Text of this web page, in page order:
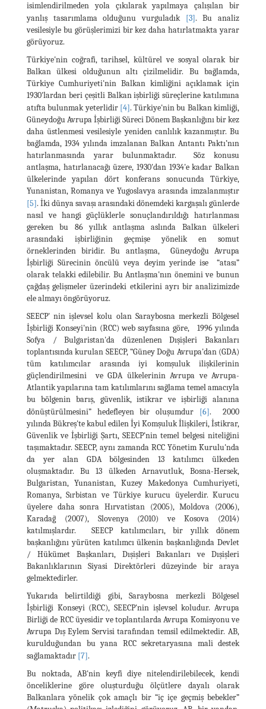
isimlendirilmeden yola çıkılarak yapılmaya çalışılan bir
yanlış tasarımlama olduğunu vurguladık [3]. Bu analiz
vesilesiyle bu görüşlerimizi bir kez daha hatırlatmakta yarar
görüyoruz.
Türkiye'nin coğrafi, tarihsel, kültürel ve sosyal olarak bir
Balkan ülkesi olduğunun altı çizilmelidir. Bu bağlamda,
Türkiye Cumhuriyeti'nin Balkan kimliğini açıklamak için
1930'lardan beri çeşitli Balkan işbirliği süreçlerine katılımına
atıfta bulunmak yeterlidir [4]. Türkiye'nin bu Balkan kimliği,
Güneydoğu Avrupa İşbirliği Süreci Dönem Başkanlığını bir kez
daha üstlenmesi vesilesiyle yeniden canlılık kazanmıştır. Bu
bağlamda, 1934 yılında imzalanan Balkan Antantı Paktı’nın
hatırlanmasında yarar bulunmaktadır. Söz konusu
antlaşma, hatırlanacağı üzere, 1930'dan 1934'e kadar Balkan
ülkelerinde yapılan dört konferans sonucunda Türkiye,
Yunanistan, Romanya ve Yugoslavya arasında imzalanmıştır
[5]. İki dünya savaşı arasındaki dönemdeki kargaşalı günlerde
nasıl ve hangi güçlüklerle sonuçlandırıldığı hatırlanması
gereken bu 86 yıllık antlaşma aslında Balkan ülkeleri
arasındaki işbirliğinin geçmişe yönelik en somut
örneklerinden biridir. Bu antlaşma, Güneydoğu Avrupa
İşbirliği Sürecinin öncülü veya deyim yerinde ise “atası”
olarak telakki edilebilir. Bu Antlaşma'nın önemini ve bunun
çağdaş gelişmeler üzerindeki etkilerini ayrı bir analizimizde
ele almayı öngörüyoruz.
SEECP' nin işlevsel kolu olan Saraybosna merkezli Bölgesel
İşbirliği Konseyi'nin (RCC) web sayfasına göre, 1996 yılında
Sofya / Bulgaristan'da düzenlenen Dışişleri Bakanları
toplantısında kurulan SEECP, “Güney Doğu Avrupa'dan (GDA)
tüm katılımcılar arasında iyi komşuluk ilişkilerinin
güçlendirilmesini ve GDA ülkelerinin Avrupa ve Avrupa-
Atlantik yapılarına tam katılımlarını sağlama temel amacıyla
bu bölgenin barış, güvenlik, istikrar ve işbirliği alanına
dönüştürülmesini” hedefleyen bir oluşumdur [6]. 2000
yılında Bükreş'te kabul edilen İyi Komşuluk İlişkileri, İstikrar,
Güvenlik ve İşbirliği Şartı, SEECP'nin temel belgesi niteliğini
taşımaktadır. SEECP, aynı zamanda RCC Yönetim Kurulu'nda
da yer alan GDA bölgesinden 13 katılımcı ülkeden
oluşmaktadır. Bu 13 ülkeden Arnavutluk, Bosna-Hersek,
Bulgaristan, Yunanistan, Kuzey Makedonya Cumhuriyeti,
Romanya, Sırbistan ve Türkiye kurucu üyelerdir. Kurucu
üyelere daha sonra Hırvatistan (2005), Moldova (2006),
Karadağ (2007), Slovenya (2010) ve Kosova (2014)
katılmışlardır. SEECP katılımcıları, bir yıllık dönem
başkanlığını yürüten katılımcı ülkenin başkanlığında Devlet
/ Hükümet Başkanları, Dışişleri Bakanları ve Dışişleri
Bakanlıklarının Siyasi Direktörleri düzeyinde bir araya
gelmektedirler.
Yukarıda belirtildiği gibi, Saraybosna merkezli Bölgesel
İşbirliği Konseyi (RCC), SEECP'nin işlevsel koludur. Avrupa
Birliği de RCC üyesidir ve toplantılarda Avrupa Komisyonu ve
Avrupa Dış Eylem Servisi tarafından temsil edilmektedir. AB,
kurulduğundan bu yana RCC sekretaryasına mali destek
sağlamaktadır [7].
Bu noktada, AB'nin keyfi diye nitelendirilebilecek, kendi
önceliklerine göre oluşturduğu ölçütlere dayalı olarak
Balkanlara yönelik çok amaçlı bir “iç içe geçmiş bebekler”